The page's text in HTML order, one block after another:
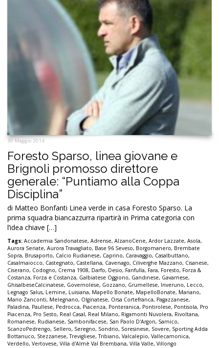
30 Maggio 2014
Foresto Sparso, linea giovane e
Brignoli promosso direttore
generale: “Puntiamo alla Coppa
Disciplina”
di Matteo Bonfanti Linea verde in casa Foresto Sparso. La
prima squadra biancazzurra ripartirà in Prima categoria con
l’idea chiave […]
Tags: Accademia Sandonatese, Adrense, AlzanoCene, Ardor Lazzate, Asola,
Aurora Seriate, Aurora Travagliato, Base 96 Seveso, Borgomanero, Brembate
Sopra, Brusaporto, Calcio Rudianese, Caprino, Caravaggio, Casalbuttano,
Casalmaiocco, Castegnato, Castellana, Cavenago, Ciliverghe Mazzano, Cisanese,
Ciserano, Codogno, Crema 1908, Darfo, Desio, Fanfulla, Fara, Foresto, Forza &
Costanza, Forza e Costanza, Galbiatese Oggiono, Gandinese, Gavarnese,
GhisalbeseCalcinatese, Governolese, Gozzano, Grumellese, Inveruno, Lecco,
Legnago Salus, Lemine, Luisiana, Mapello Bonate, MapelloBonate, Mariano,
Mario Zanconti, Melegnano, Olginatese, Orsa Cortefranca, Pagazzanese,
Paladina, Paullese, Pedrocca, Piacenza, Ponteranica, Pontirolese, Pontisola, Pro
Piacenza, Pro Sesto, Real Casal, Real Milano, Rigamonti Nuvolera, Rivoltana,
Romanese, Rudianese, Sambonifacese, San Paolo D'Argon, Sarnico,
ScanzoPedrengo, Sellero, Seregno, Sondrio, Soresinese, Sovere, Sporting Adda
Bottanuco, Stezzanese,Trevigliese,Tribiano, Valcalepio, Vallecamonica,
Verdello, Vertovese, Villa d'Almè Val Brembana, Villa Valle, Villongo